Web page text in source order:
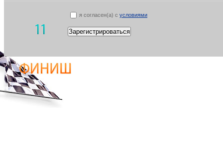
я согласен(а) с условиями
Зарегистрироваться